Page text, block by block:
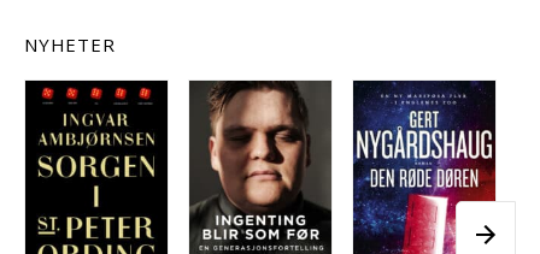
NYHETER